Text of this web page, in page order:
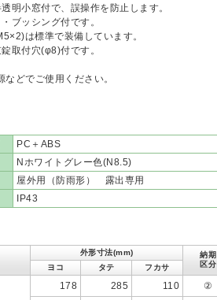
明小窓付で、誤操作を防止します。
ブッシング付です。
は標準で装備しています。
取付穴(φ8)付です。
どでご使用ください。
PC＋ABS
Nホワイトグレー色(N8.5)
屋外用（防雨形） 露出専用
IP43
外形寸法(mm)
納期
区分
ヨコ
タテ フカサ
178 285 110 ②